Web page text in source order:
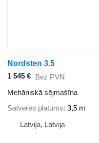
Nordsten 3.5
1 545 € Bez PVN
Mehāniskā sējmašīna
Satveres platums 3,5 m
Latvija, Latvija